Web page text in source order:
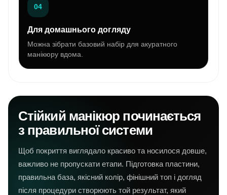
04
Для домашнього догляду
Можна зібрати базовий набір для акуратного
манікюру вдома.
Стійкий манікюр починається
з правильної системи
Щоб покриття виглядало красиво та носилося довше,
важливо не пропускати етапи. Підготовка пластини,
правильна база, якісний колір, фінішний топ і догляд
після процедури створюють той результат, який